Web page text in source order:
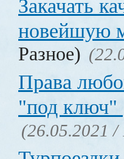
Закачать
новейшую
Разное)
Права
"под ключ"
(26.05.2021 /